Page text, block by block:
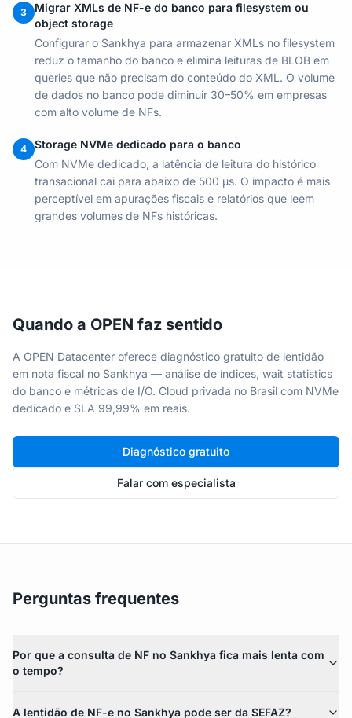
3
Migrar XMLs de NF-e do banco para filesystem ou
object storage
Configurar o Sankhya para armazenar XMLs no filesystem
reduz o tamanho do banco e elimina leituras de BLOB em
queries que não precisam do conteúdo do XML. O volume
de dados no banco pode diminuir 30–50% em empresas
com alto volume de NFs.
4
Storage NVMe dedicado para o banco
Com NVMe dedicado, a latência de leitura do histórico
transacional cai para abaixo de 500 µs. O impacto é mais
perceptível em apurações fiscais e relatórios que leem
grandes volumes de NFs históricas.
Quando a OPEN faz sentido
A OPEN Datacenter oferece diagnóstico gratuito de lentidão
em nota fiscal no Sankhya — análise de índices, wait statistics
do banco e métricas de I/O. Cloud privada no Brasil com NVMe
dedicado e SLA 99,99% em reais.
Diagnóstico gratuito
Falar com especialista
Perguntas frequentes
Por que a consulta de NF no Sankhya fica mais lenta com
o tempo?
A lentidão de NF-e no Sankhya pode ser da SEFAZ?